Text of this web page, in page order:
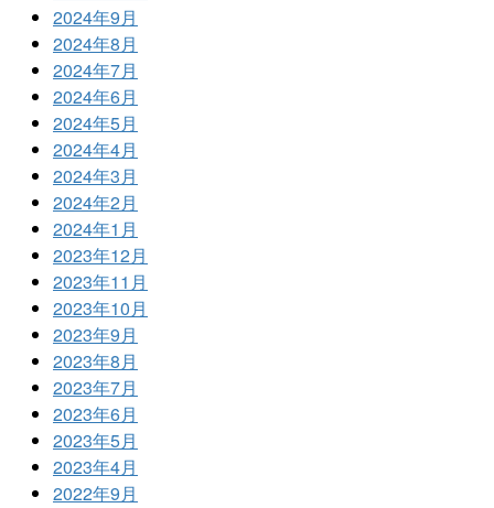
2024年9月
2024年8月
2024年7月
2024年6月
2024年5月
2024年4月
2024年3月
2024年2月
2024年1月
2023年12月
2023年11月
2023年10月
2023年9月
2023年8月
2023年7月
2023年6月
2023年5月
2023年4月
2022年9月